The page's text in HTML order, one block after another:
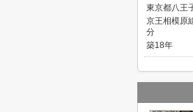
東京都八王
京王相模原
分
築18年